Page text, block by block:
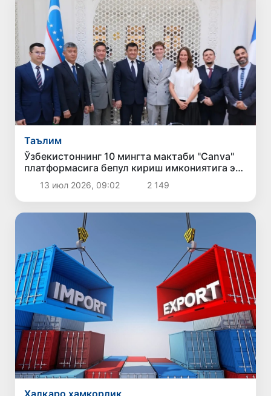
Таълим
Ўзбекистоннинг 10 мингта мактаби "Canva"
платформасига бепул кириш имкониятига эга
бўлади13 июл 2026, 09:02 2 149